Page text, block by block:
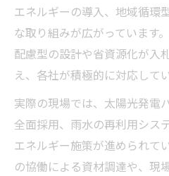
エネルギーの導入、地域循環
な取り組みが広がっています
配慮型の設計や省資源化が入
え、各社が積極的に対応してい
実際の現場では、太陽光発電
全面採用、雨水の再利用シス
エネルギー施策が進められて
の協働による資材調達や、現